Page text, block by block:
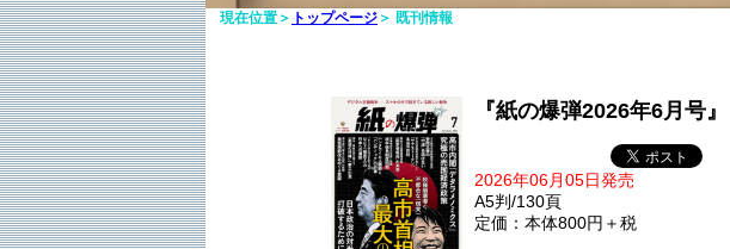
現在位置＞ トップページ ＞ 既刊情報
『紙の爆弾2026年6月号』
2026年06月05日発売
A5判/130頁
定価：本体800円＋税